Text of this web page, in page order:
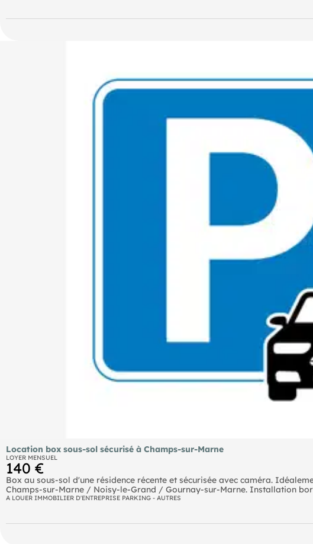
Location box sous-sol sécurisé à Champs-sur-Marne
LOYER MENSUEL
140 €
Box au sous-sol d'une résidence récente et sécurisée avec caméra.
- Numéro RSAC : 850274606
A LOUER IMMOBILIER D'ENTREPRISE PARKING - AUTRES